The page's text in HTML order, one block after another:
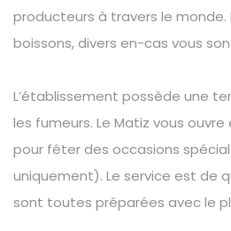
producteurs à travers le
boissons, divers en-cas vous
L’établissement possède une
les fumeurs. Le Matiz vous
pour fêter des occasions
uniquement). Le service est de
sont toutes préparées avec le